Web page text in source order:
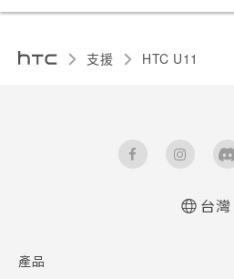
支援 HTC U11‎
台灣
產品